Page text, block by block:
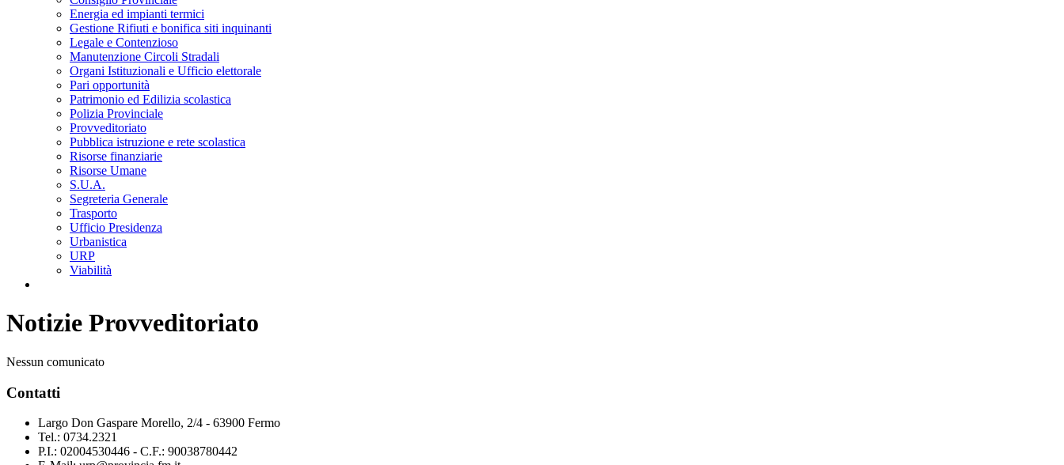
Energia ed impianti termici
Gestione Rifiuti e bonifica siti inquinanti
Legale e Contenzioso
Manutenzione Circoli Stradali
Organi Istituzionali e Ufficio elettorale
Pari opportunità
Patrimonio ed Edilizia scolastica
Polizia Provinciale
Provveditoriato
Pubblica istruzione e rete scolastica
Risorse finanziarie
Risorse Umane
S.U.A.
Segreteria Generale
Trasporto
Ufficio Presidenza
Urbanistica
URP
Viabilità
Notizie Provveditoriato
Nessun comunicato
Contatti
Largo Don Gaspare Morello, 2/4 - 63900 Fermo
Tel.: 0734.2321
P.I.: 02004530446 - C.F.: 90038780442